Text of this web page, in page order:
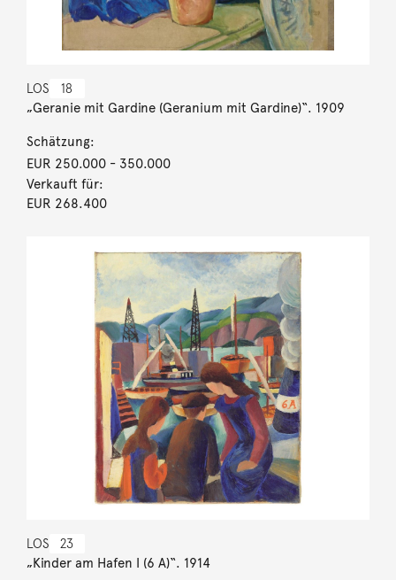
LOS 18
„Geranie mit Gardine (Geranium mit Gardine)“. 1909
Schätzung:
EUR 250.000- 350.000
Verkauft für:
EUR 268.400
LOS 23
„Kinder am Hafen I (6 A)“. 1914